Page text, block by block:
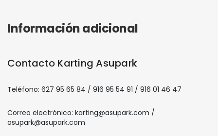
Información adicional
Contacto Karting Asupark
Teléfono: 627 95 65 84 / 916 95 54 91 / 916 01 46 47
Correo electrónico: karting@asupark.com /
asupark@asupark.com